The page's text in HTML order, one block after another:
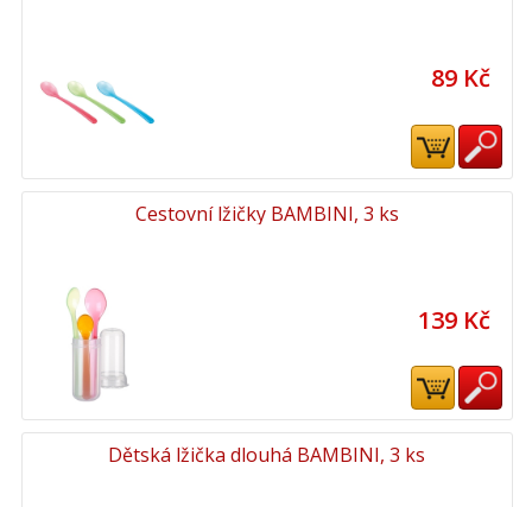
89 Kč
Cestovní lžičky BAMBINI, 3 ks
139 Kč
Dětská lžička dlouhá BAMBINI, 3 ks